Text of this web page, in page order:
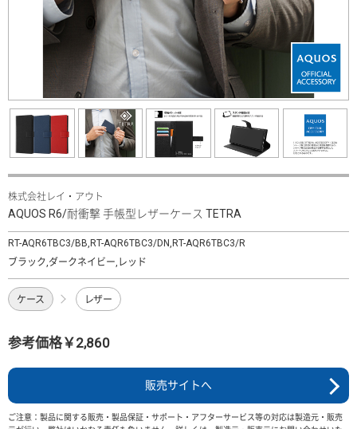
株式会社レイ・アウト
AQUOS R6/耐衝撃 手帳型レザーケース TETRA
RT-AQR6TBC3/BB,RT-AQR6TBC3/DN,RT-AQR6TBC3/R
ブラック,ダークネイビー,レッド
ケース レザー
参考価格￥2,860
販売サイトへ
ご注意：製品に関する販売・製品保証・サポート・アフターサービス等の対応は製造元・販売